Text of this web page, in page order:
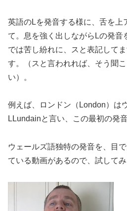
英語のLを発音する様に、舌を上
て。息を強く出しながらLの発音
では苦し紛れに、スと表記して
す。（スと言われれば、そう聞
い）。
例えば、ロンドン（London）は
LLundainと言い、この最初の発
ウェールズ語独特の発音を、目
ている動画があるので、試してみ